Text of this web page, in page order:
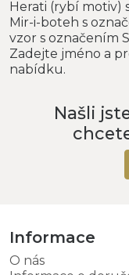
Herati (rybí motiv)
Mir-i-boteh s
vzor s označením
Zadejte jméno a
nabídku.
Našli
Informace
O nás